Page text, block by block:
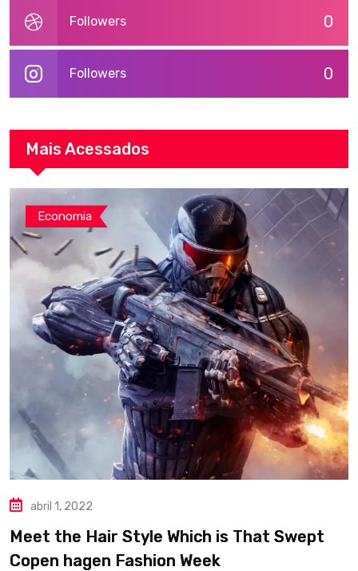
0
Followers
0
Followers
Mais Acessados
Economia
abril 1, 2022
Meet the Hair Style Which is That Swept
Copen hagen Fashion Week